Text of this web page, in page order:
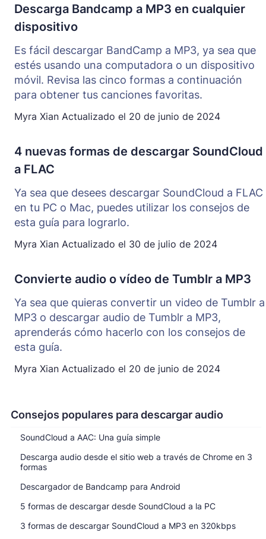
Consejos populares para descargar audio
SoundCloud a AAC: Una guía simple
Descarga audio desde el sitio web a través de Chrome en 3
formas
Descargador de Bandcamp para Android
5 formas de descargar desde SoundCloud a la PC
3 formas de descargar SoundCloud a MP3 en 320kbps
Descarga Bandcamp a MP3 en cualquier
dispositivo
Es fácil descargar BandCamp a MP3, ya sea que
estés usando una computadora o un dispositivo
móvil. Revisa las cinco formas a continuación
para obtener tus canciones favoritas.
Myra Xian Actualizado el 20 de junio de 2024
4 nuevas formas de descargar SoundCloud
a FLAC
Ya sea que desees descargar SoundCloud a FLAC
en tu PC o Mac, puedes utilizar los consejos de
esta guía para lograrlo.
Myra Xian Actualizado el 30 de julio de 2024
Convierte audio o vídeo de Tumblr a MP3
Ya sea que quieras convertir un video de Tumblr a
MP3 o descargar audio de Tumblr a MP3,
aprenderás cómo hacerlo con los consejos de
esta guía.
Myra Xian Actualizado el 20 de junio de 2024